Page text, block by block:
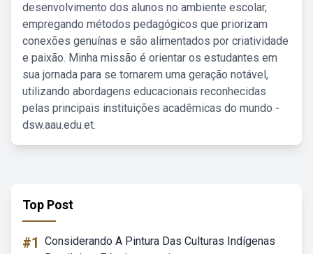
desenvolvimento dos alunos no ambiente escolar,
empregando métodos pedagógicos que priorizam
conexões genuínas e são alimentados por criatividade
e paixão. Minha missão é orientar os estudantes em
sua jornada para se tornarem uma geração notável,
utilizando abordagens educacionais reconhecidas
pelas principais instituições acadêmicas do mundo -
dsw.aau.edu.et.
Top Post
#1 Considerando A Pintura Das Culturas Indígenas